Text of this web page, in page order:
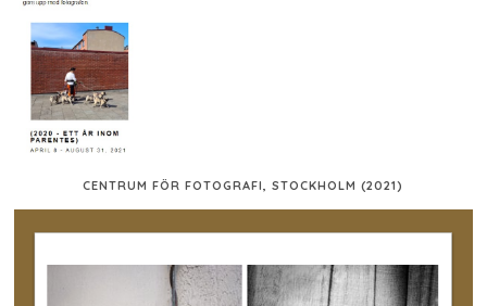
CENTRUM FÖR FOTOGRAFI, STOCKHOLM (2021)